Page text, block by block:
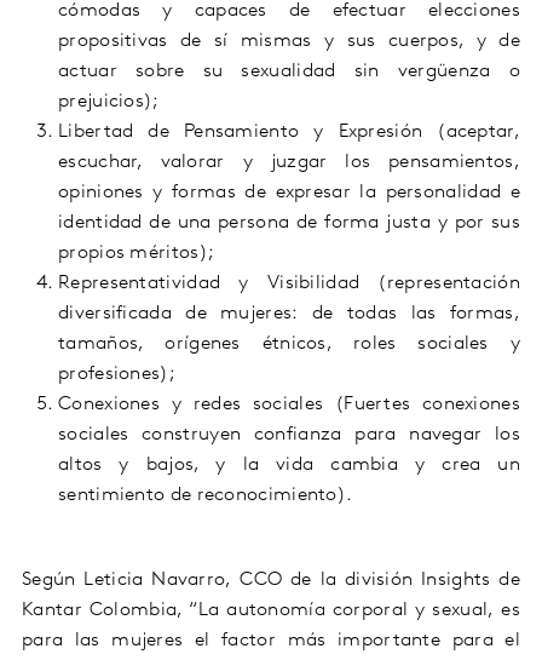
cómodas y capaces de efectuar elecciones
propositivas de sí mismas y sus cuerpos, y de
actuar sobre su sexualidad sin vergüenza o
prejuicios);
Li bertad de Pensamiento y Expresión (aceptar,
escuchar, valorar y juzgar los pensamientos,
opiniones y formas de expresar la personalidad e
identidad de una persona de forma justa y por sus
propios méritos);
Representatividad y Visibilidad (representación
diversificada de mujeres: de todas las formas,
tamaños, orígenes étnicos, roles sociales y
profesiones) ;
Conexiones y redes sociales (Fuertes conexiones
sociales construyen confianza para navegar los
altos y bajos, y la vida cambia y crea un
sentimiento de reconocimiento).
Según Leticia Navarro, CCO de la división Insights de
Kantar Colombia, “ La autonomía corporal y sexual,es
para las mujeres el factor más importante para el